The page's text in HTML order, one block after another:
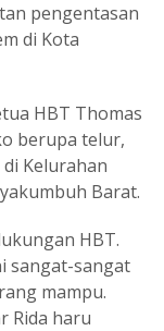
pengentasan
di Kota
HBT Thomas
berupa telur,
Kelurahan
Barat.
HBT.
sangat-sangat
mampu.
Rida haru